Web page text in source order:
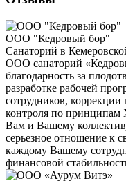
ООО "Кедровый бор"
Санаторий в
ООО санаторий
благодарность за
разработке рабочей
сотрудников,
контроля по
Вам и Вашему
серьезное отношение к
каждому Вашему
финансовой